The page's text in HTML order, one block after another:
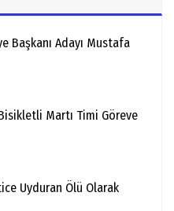
Başkanı Adayı Mustafa
Martı Timi Göreve
Uyduran Ölü Olarak